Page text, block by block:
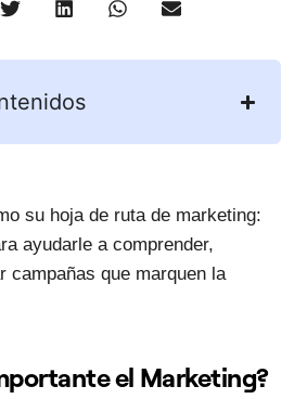
su hoja de ruta de marketing:
ayudarle a comprender,
campañas que marquen la
el Marketing?